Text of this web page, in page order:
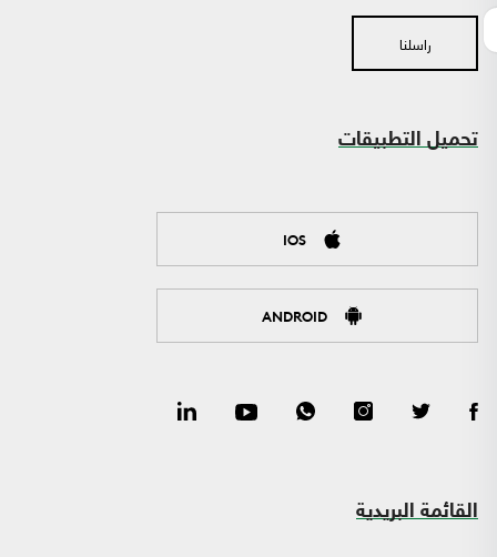
راسلنا
تحميل التطبيقات
IOS
ANDROID
القائمة البريدية